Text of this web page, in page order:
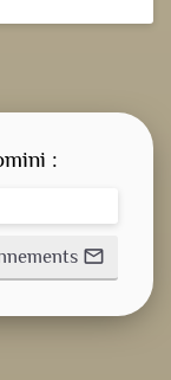
:
mail_outline